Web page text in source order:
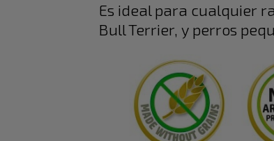
Es ideal para cualquier
Bull Terrier, y perros